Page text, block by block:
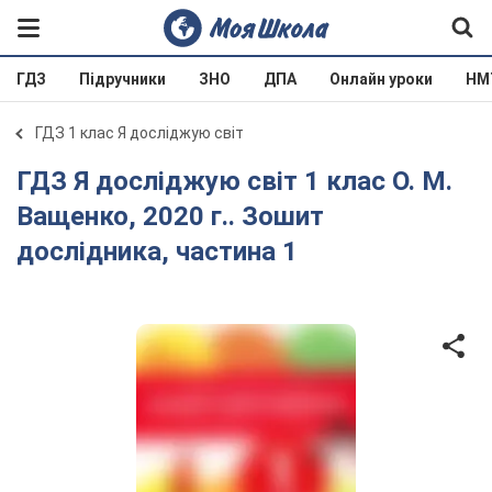
ГДЗ Підручники ЗНО ДПА Онлайн уроки
ГДЗ 1 клас Я досліджую світ
ГДЗ Я досліджую світ 1 клас О. М.
Ващенко, 2020 г.. Зошит
дослідника, частина 1